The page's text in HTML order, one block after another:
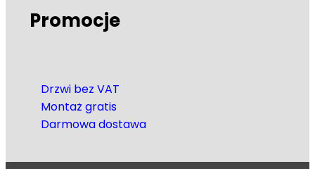
Promocje
Drzwi bez VAT
Montaż gratis
Darmowa dostawa